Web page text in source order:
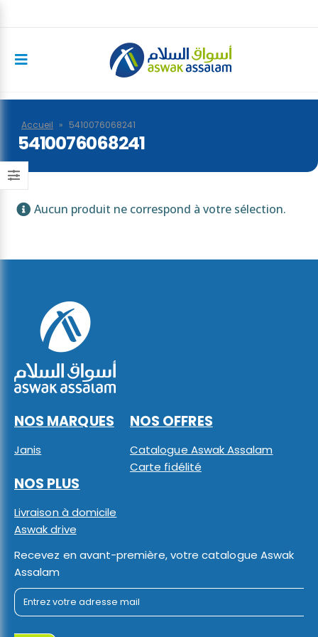
Accueil » 5410076068241
5410076068241
Aucun produit ne correspond à votre sélection.
NOS MARQUES
Janis
NOS OFFRES
Catalogue Aswak Assalam
Carte fidélité
NOS PLUS
Livraison à domicile
Aswak drive
Recevez en avant-première, votre catalogue Aswak
Assalam